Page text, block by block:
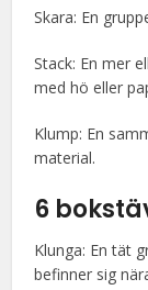
Skara: En
Stack: En mer
med hö eller
Klump: En
material.
6
Klunga: En tät
befinner sig